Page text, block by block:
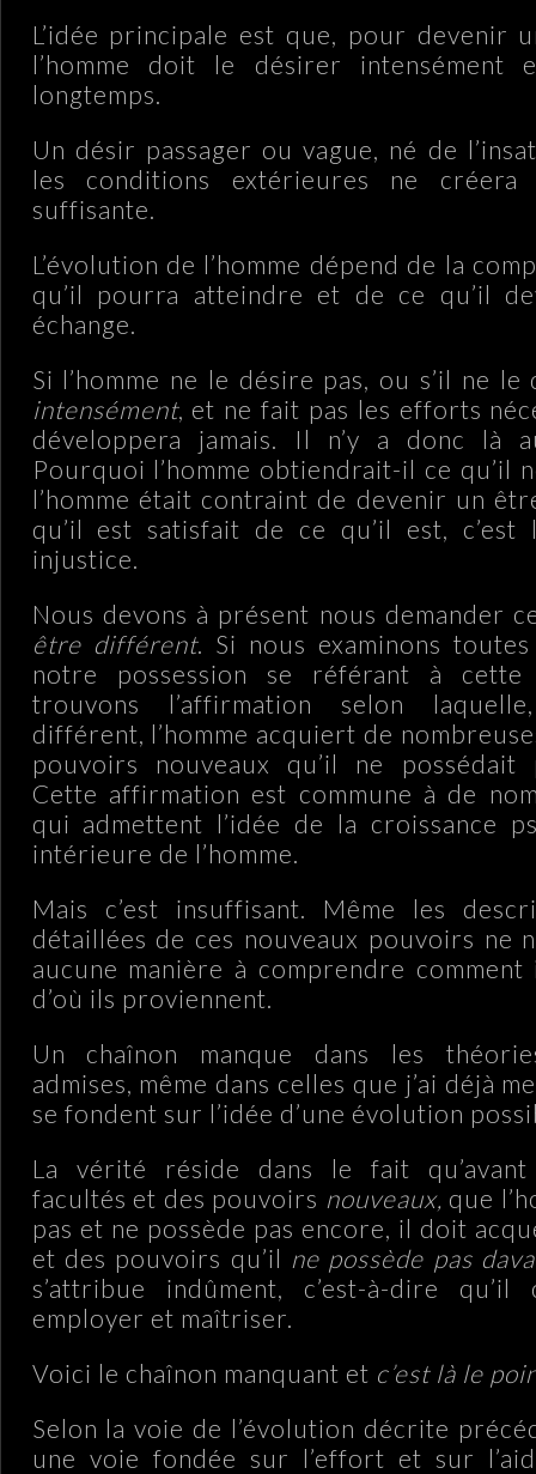
L’idée principale est que, pour devenir
l’homme doit le désirer intensément
longtemps.
Un désir passager ou vague, né de
les conditions extérieures ne créera
suffisante.
L’évolution de l’homme dépend de la
qu’il pourra atteindre et de ce qu’il
échange.
Si l’homme ne le désire pas, ou s’il ne le
intensément, et ne fait pas les efforts
développera jamais. Il n’y a donc là
Pourquoi l’homme obtiendrait-il ce qu’il
l’homme était contraint de devenir un
qu’il est satisfait de ce qu’il est,
injustice.
Nous devons à présent nous demander
être différent. Si nous examinons
notre possession se référant à cette
trouvons l’affirmation selon
différent, l’homme acquiert de
pouvoirs nouveaux qu’il ne possédait
Cette affirmation est commune à de
qui admettent l’idée de la croissance
intérieure de l’homme.
Mais c’est insuffisant. Même les
détaillées de ces nouveaux pouvoirs ne
aucune manière à comprendre
d’où ils proviennent.
Un chaînon manque dans les
admises, même dans celles que j’ai déjà
se fondent sur l’idée d’une évolution
La vérité réside dans le fait qu’avant
facultés et des pouvoirs nouveaux, que
pas et ne possède pas encore, il doit
et des pouvoirs qu’il ne possède pas
s’attribue indûment, c’est-à-dire
employer et maîtriser.
Voici le chaînon manquant et c’est là le
Selon la voie de l’évolution décrite
une voie fondée sur l’effort et sur